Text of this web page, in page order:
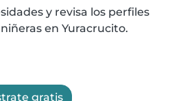
y revisa los perfiles
en Yuracrucito.
gratis